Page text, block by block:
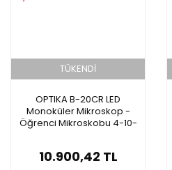
TÜKENDİ
OPTIKA B-20CR LED
Monoküler Mikroskop -
Öğrenci Mikroskobu 4-10-
10.900,42 TL